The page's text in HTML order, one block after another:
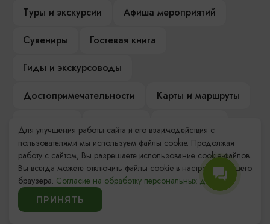
Туры и экскурсии
Афиша мероприятий
Сувениры
Гостевая книга
Гиды и экскурсоводы
Достопримечательности
Карты и маршруты
Компас Балтийской кухни
Настоящий Калининградец
Музеи
Для улучшения работы сайта и его взаимодействия с
пользователями мы используем файлы cookie. Продолжая
работу с сайтом, Вы разрешаете использование cookie-файлов.
Вы всегда можете отключить файлы cookie в настройках Вашего
браузера. Согласие на обработку персональных данных.
ПРИНЯТЬ